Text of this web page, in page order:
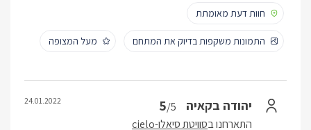
חוות דעת מאומתת
התמונות משקפות בדיוק את המתחם מעל המצופה
יהודה בקאיה 5/5
התארחנו בסוויטת סיאלו-cielo
24.01.2022